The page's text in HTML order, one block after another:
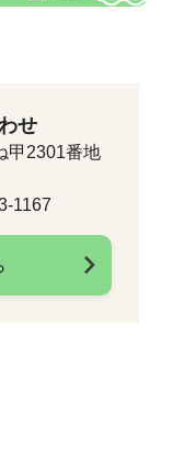
せ
甲2301番地
1167